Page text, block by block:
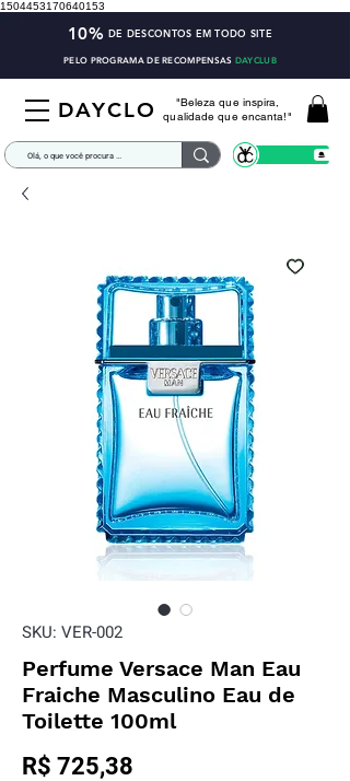
1504453170640153
10% DE DESCONTOS EM TODO SITE
PELO PROGRAMA DE RECOMPENSAS DAYCLUB
DAYCLO
"Beleza que inspira,
qualidade que encanta!"
SKU: VER-002
Perfume Versace Man Eau
Fraiche Masculino Eau de
Toilette 100ml
R$ 725,38